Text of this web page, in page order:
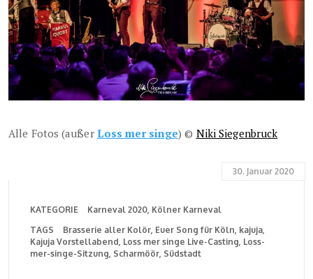
Alle Fotos (außer Loss mer singe) © Niki Siegenbruck
30. Januar 2020
KATEGORIE Karneval 2020 Kölner Karneval
TAGS
Brasserie aller Kolör Euer Song für Köln kajuja
Kajuja Vorstellabend Loss mer singe Live-Casting Loss-
mer-singe-Sitzung Scharmöör Südstadt